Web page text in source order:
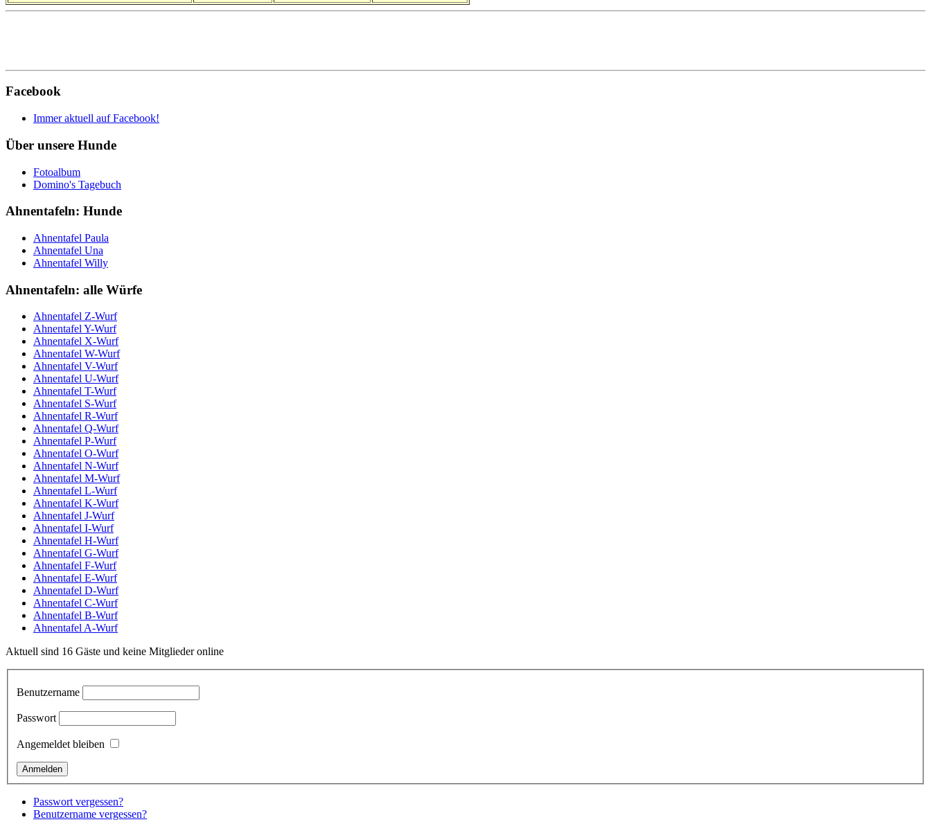
Facebook
Immer aktuell auf Facebook!
Über unsere Hunde
Fotoalbum
Domino's Tagebuch
Ahnentafeln: Hunde
Ahnentafel Paula
Ahnentafel Una
Ahnentafel Willy
Ahnentafeln: alle Würfe
Ahnentafel Z-Wurf
Ahnentafel Y-Wurf
Ahnentafel X-Wurf
Ahnentafel W-Wurf
Ahnentafel V-Wurf
Ahnentafel U-Wurf
Ahnentafel T-Wurf
Ahnentafel S-Wurf
Ahnentafel R-Wurf
Ahnentafel Q-Wurf
Ahnentafel P-Wurf
Ahnentafel O-Wurf
Ahnentafel N-Wurf
Ahnentafel M-Wurf
Ahnentafel L-Wurf
Ahnentafel K-Wurf
Ahnentafel J-Wurf
Ahnentafel I-Wurf
Ahnentafel H-Wurf
Ahnentafel G-Wurf
Ahnentafel F-Wurf
Ahnentafel E-Wurf
Ahnentafel D-Wurf
Ahnentafel C-Wurf
Ahnentafel B-Wurf
Ahnentafel A-Wurf
Aktuell sind 16 Gäste und keine Mitglieder online
Benutzername
Passwort
Angemeldet bleiben
Passwort vergessen?
Benutzername vergessen?